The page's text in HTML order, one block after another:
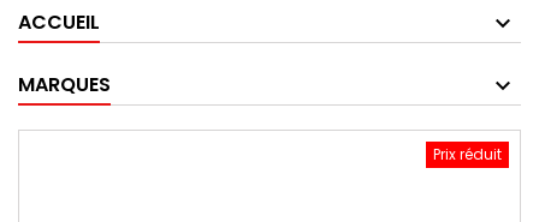
ACCUEIL
MARQUES
Prix réduit